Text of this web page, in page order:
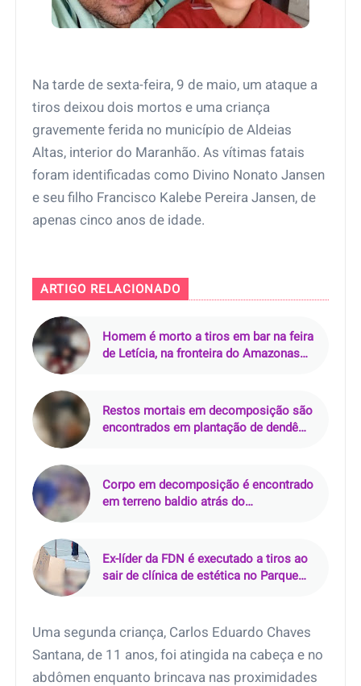
Na tarde de sexta-feira, 9 de maio, um ataque a
tiros deixou dois mortos e uma criança
gravemente ferida no município de Aldeias
Altas, interior do Maranhão. As vítimas fatais
foram identificadas como Divino Nonato Jansen
e seu filho Francisco Kalebe Pereira Jansen, de
apenas cinco anos de idade.
ARTIGO RELACIONADO
Homem é morto a tiros em bar na feira
de Letícia, na fronteira do Amazonas
Restos mortais em decomposição são
encontrados em plantação de dendê
Corpo em decomposição é encontrado
em terreno baldio atrás do
Ex-líder da FDN é executado a tiros ao
sair de clínica de estética no Parque
Uma segunda criança, Carlos Eduardo Chaves
Santana, de 11 anos, foi atingida na cabeça e no
abdômen enquanto brincava nas proximidades